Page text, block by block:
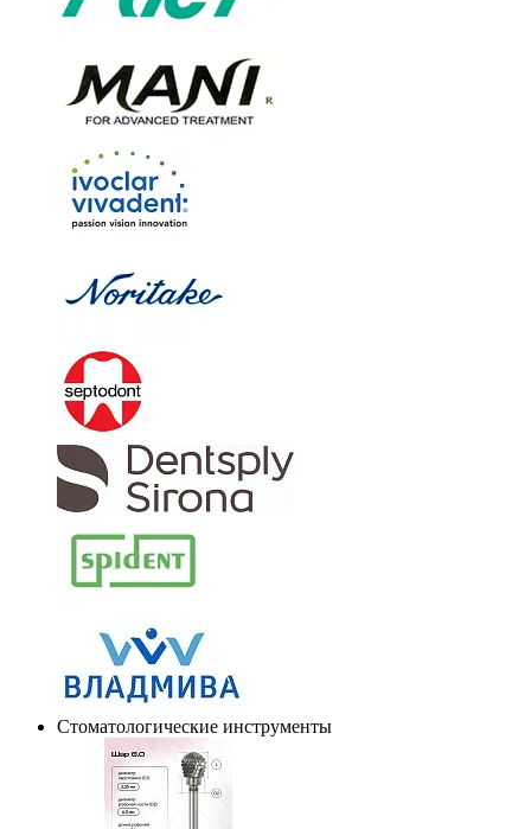
Стоматологические инструменты